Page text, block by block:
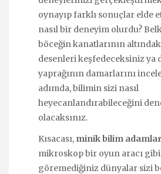
oynayıp farklı sonuçlar elde
nasıl bir deneyim olurdu?
böceğin kanatlarının
desenleri keşfedeceksiniz ya
yaprağının damarlarını
adımda, bilimin sizi nasıl
heyecanlandırabileceğini
olacaksınız.
Kısacası, minik bilim
mikroskop bir oyun aracı
göremediğiniz dünyalar sizi